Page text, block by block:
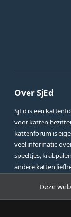
Over SjEd
SjEd is een
voor katten
kattenforum is
veel informatie
speeltjes,
andere katten
Deze